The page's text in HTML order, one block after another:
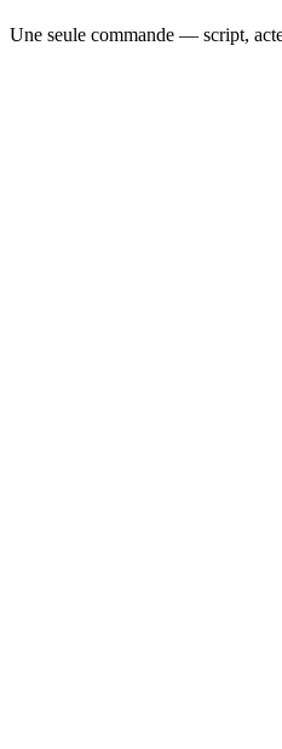
Une seule commande — script,